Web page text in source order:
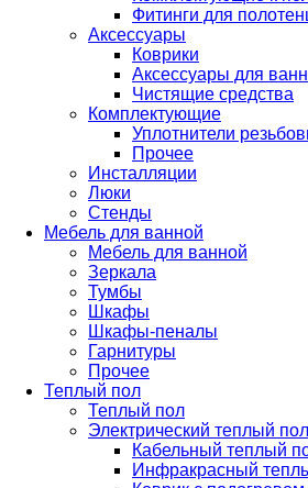
Фитинги для
Аксессуары
Коврики
Аксессуары для
Чистящие средства
Комплектующие
Уплотнители
Прочее
Инсталляции
Люки
Стенды
Мебель для ванной
Мебель для ванной
Зеркала
Тумбы
Шкафы
Шкафы-пеналы
Гарнитуры
Прочее
Теплый пол
Теплый пол
Электрический теплый пол
Кабельный теплый
Инфракрасный